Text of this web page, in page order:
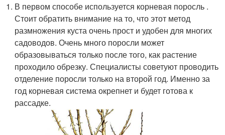
В первом способе используется корневая поросль .
Стоит обратить внимание на то, что этот метод
размножения куста очень прост и удобен для многих
садоводов. Очень много поросли может
образовываться только после того, как растение
проходило обрезку. Специалисты советуют проводить
отделение поросли только на второй год. Именно за
год корневая система окрепнет и будет готова к
рассадке.